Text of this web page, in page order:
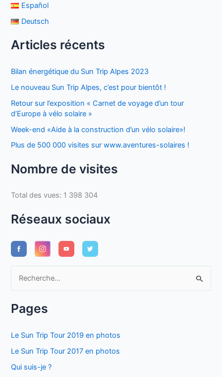
Español
Deutsch
Articles récents
Bilan énergétique du Sun Trip Alpes 2023
Le nouveau Sun Trip Alpes, c’est pour bientôt !
Retour sur l’exposition « Carnet de voyage d’un tour
d’Europe à vélo solaire »
Week-end «Aide à la construction d’un vélo solaire»!
Plus de 500 000 visites sur www.aventures-solaires !
Nombre de visites
Total des vues: 1 398 304
Réseaux sociaux
h
h
Pages
Le Sun Trip Tour 2019 en photos
Le Sun Trip Tour 2017 en photos
Qui suis-je ?